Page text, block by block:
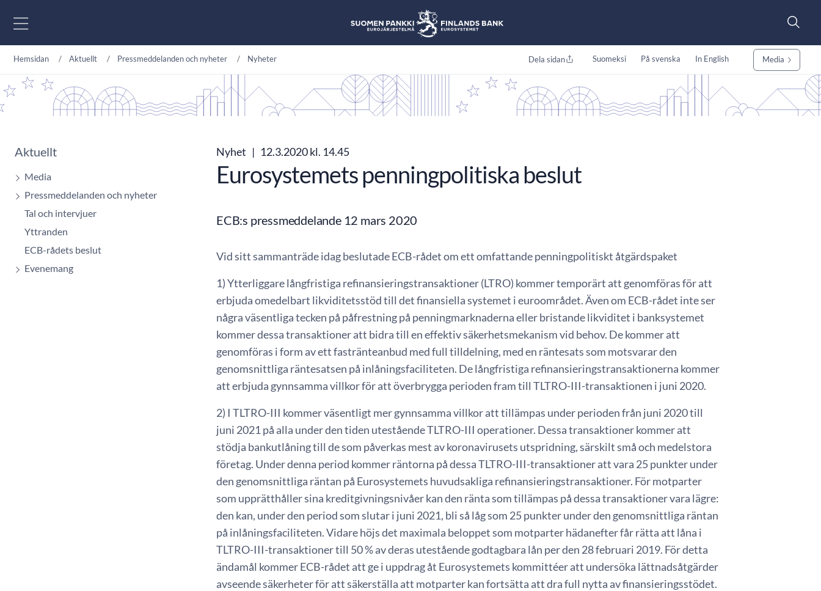
Hemsidan Aktuellt Pressmeddelanden och nyheter Nyheter Dela sidan Suomeksi På svenska In English Media
Aktuellt
Media
Pressmeddelanden och nyheter
Tal och intervjuer
Yttranden
ECB-rådets beslut
Evenemang
Nyhet | 12.3.2020 kl. 14.45
Eurosystemets penningpolitiska beslut
ECB:s pressmeddelande 12 mars 2020
Vid sitt sammanträde idag beslutade ECB-rådet om ett omfattande penningpolitiskt åtgärdspaket
1) Ytterliggare långfristiga refinansieringstransaktioner (LTRO) kommer temporärt att genomföras för att
erbjuda omedelbart likviditetsstöd till det finansiella systemet i euroområdet. Även om ECB-rådet inte ser
några väsentliga tecken på påfrestning på penningmarknaderna eller bristande likviditet i banksystemet
kommer dessa transaktioner att bidra till en effektiv säkerhetsmekanism vid behov. De kommer att
genomföras i form av ett fastränteanbud med full tilldelning, med en räntesats som motsvarar den
genomsnittliga räntesatsen på inlåningsfaciliteten. De långfristiga refinansieringstransaktionerna kommer
att erbjuda gynnsamma villkor för att överbrygga perioden fram till TLTRO-III-transaktionen i juni 2020.
2) I TLTRO-III kommer väsentligt mer gynnsamma villkor att tillämpas under perioden från juni 2020 till
juni 2021 på alla under den tiden utestående TLTRO-III operationer. Dessa transaktioner kommer att
stödja bankutlåning till de som påverkas mest av koronavirusets utspridning, särskilt små och medelstora
företag. Under denna period kommer räntorna på dessa TLTRO-III-transaktioner att vara 25 punkter under
den genomsnittliga räntan på Eurosystemets huvudsakliga refinansieringstransaktioner. För motparter
som upprätthåller sina kreditgivningsnivåer kan den ränta som tillämpas på dessa transaktioner vara lägre:
den kan, under den period som slutar i juni 2021, bli så låg som 25 punkter under den genomsnittliga räntan
på inlåningsfaciliteten. Vidare höjs det maximala beloppet som motparter hädanefter får rätta att låna i
TLTRO-III-transaktioner till 50 % av deras utestående godtagbara lån per den 28 februari 2019. För detta
ändamål kommer ECB-rådet att ge i uppdrag åt Eurosystemets kommittéer att undersöka lättnadsåtgärder
avseende säkerheter för att säkerställa att motparter kan fortsätta att dra full nytta av finansieringsstödet.